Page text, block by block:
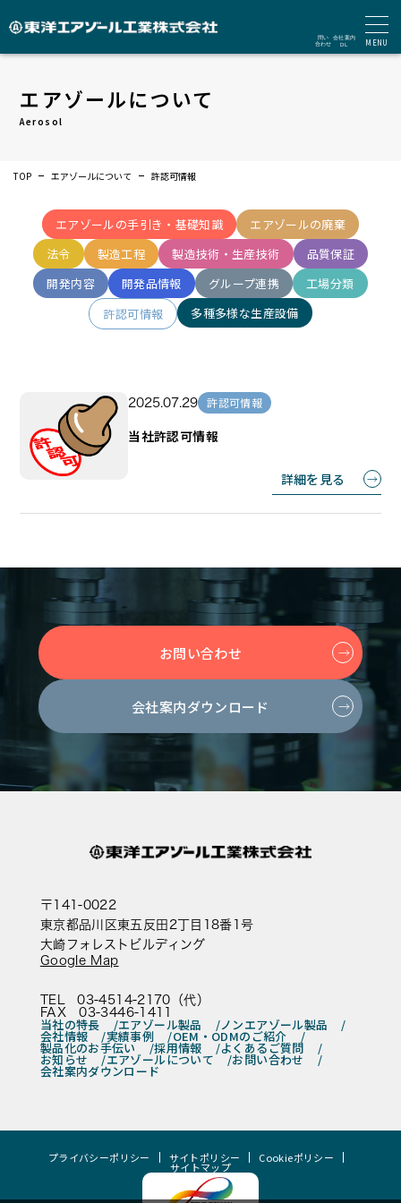
MENU
エアゾールについて
Aerosol
TOP エアゾールについて 許認可情報
エアゾールの手引き・基礎知識
エアゾールの廃棄
法令
製造工程 製造技術・生産技術
品質保証
開発内容
開発品情報 グループ連携
工場分類
許認可情報
多種多様な生産設備
2025.07.29 許認可情報
当社許認可情報
詳細を見る
お問い合わせ
会社案内ダウンロード
〒141-0022
東京都品川区東五反田2丁目18番1号
大崎フォレストビルディング
Google Map
TEL 03-4514-2170（代）
FAX 03-3446-1411
当社の特長 エアゾール製品 ノンエアゾール製品
会社情報 実績事例 OEM・ODMのご紹介
製品化のお手伝い 採用情報 よくあるご質問
お知らせ エアゾールについて お問い合わせ
会社案内ダウンロード
プライバシーポリシー サイトポリシー Cookieポリシー
サイトマップ